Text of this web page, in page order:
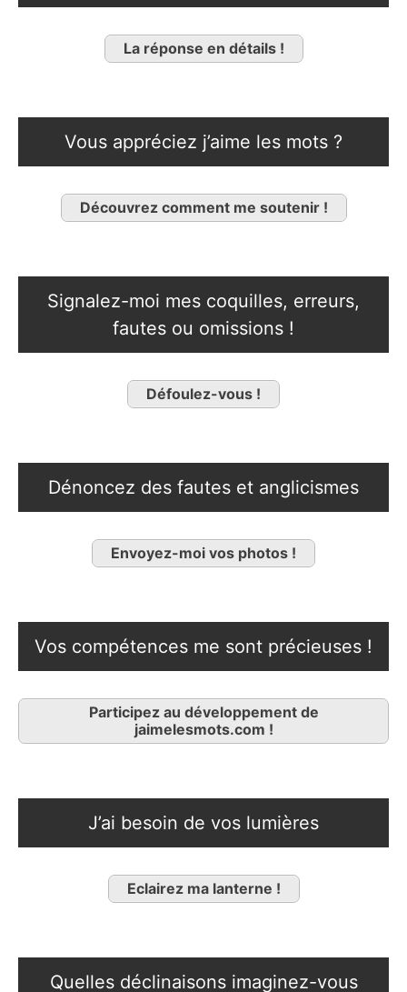
La réponse en détails !
Vous appréciez j’aime les mots ?
Découvrez comment me soutenir !
Signalez-moi mes coquilles, erreurs,
fautes ou omissions !
Défoulez-vous !
Dénoncez des fautes et anglicismes
Envoyez-moi vos photos !
Vos compétences me sont précieuses !
Participez au développement de
jaimelesmots.com !
J’ai besoin de vos lumières
Eclairez ma lanterne !
Quelles déclinaisons imaginez-vous